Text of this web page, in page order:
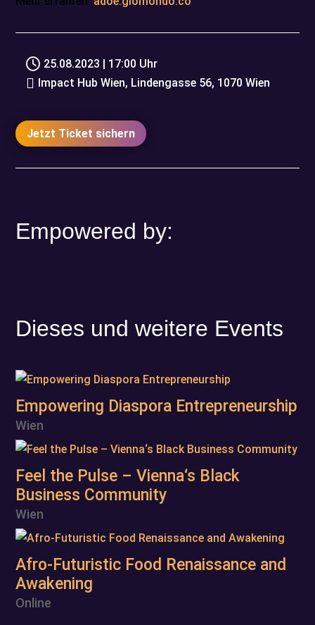
 25.08.2023 | 17:00 Uhr
 Impact Hub Wien, Lindengasse 56, 1070 Wien
Jetzt Ticket sichern
Empowered by:
Dieses und weitere Events
Empowering Diaspora Entrepreneurship
Wien
Feel the Pulse – Vienna‘s Black
Business Community
Wien
Afro-Futuristic Food Renaissance and
Awakening
Online